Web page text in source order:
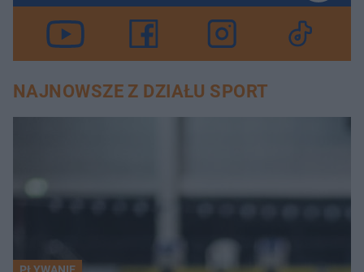
NAJNOWSZE Z DZIAŁU SPORT
PŁYWANIE